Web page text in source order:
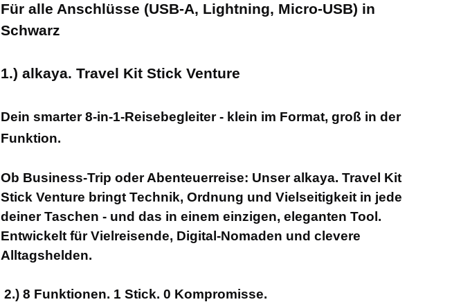
Für alle Anschlüsse (USB-A, Lightning, Micro-USB) in
Schwarz
1.) alkaya. Travel Kit Stick Venture
Dein smarter 8-in-1-Reisebegleiter - klein im Format, groß in der
Funktion.
Ob Business-Trip oder Abenteuerreise: Unser alkaya. Travel Kit
Stick Venture bringt Technik, Ordnung und Vielseitigkeit in jede
deiner Taschen - und das in einem einzigen, eleganten Tool.
Entwickelt für Vielreisende, Digital-Nomaden und clevere
Alltagshelden.
2.) 8 Funktionen. 1 Stick. 0 Kompromisse.